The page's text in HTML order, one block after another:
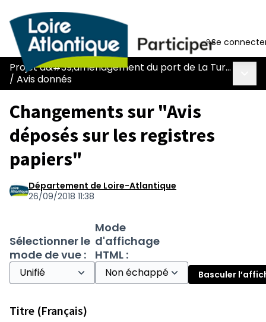
Se
Projet d&#39;aménagement du port de La Turballe
/ Avis donnés
Changements sur "Avis
déposés sur les registres
papiers"
Département de Loire-Atlantique
26/09/2018 11:38
Sélectionner le
mode de vue :
Mode
d'affichage
HTML :
Basculer
Titre (Français)